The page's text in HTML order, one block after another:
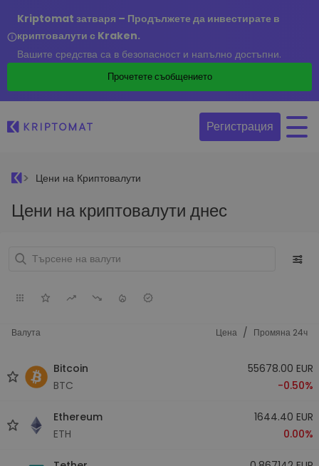
Kriptomat затваря – Продължете да инвестирате в
криптовалути с Kraken.
Вашите средства са в безопасност и напълно достъпни.
Прочетете съобщението
Регистрация
Цени на Криптовалути
Цени на криптовалути днес
Валута Цена / Промяна 24ч
Bitcoin
BTC
55678.00 EUR
-0.50%
Ethereum
ETH
1644.40 EUR
0.00%